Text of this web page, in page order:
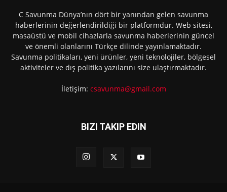
C Savunma Dünya’nın dört bir yanından gelen savunma
haberlerinin değerlendirildiği bir platformdur. Web sitesi,
masaüstü ve mobil cihazlarla savunma haberlerinin güncel
ve önemli olanlarını Türkçe dilinde yayınlamaktadır.
Savunma politikaları, yeni ürünler, yeni teknolojiler, bölgesel
aktiviteler ve dış politika yazılarını size ulaştırmaktadır.
İletişim: csavunma@gmail.com
BIZI TAKIP EDIN